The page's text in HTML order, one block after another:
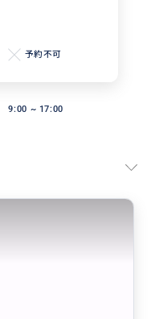
予約不可
9:00 ~ 17:00